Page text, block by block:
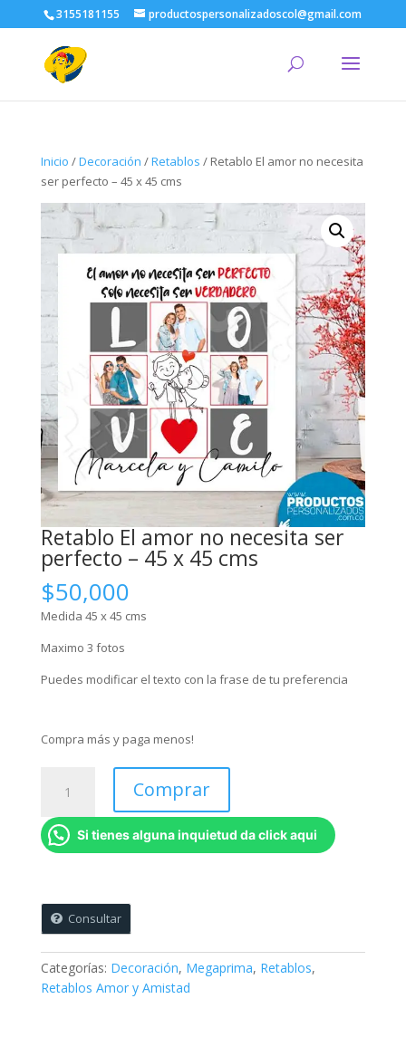
3155181155 productospersonalizadoscol@gmail.com
Inicio /Decoración /Retablos / Retablo El amor no necesita
ser perfecto – 45 x 45 cms
Retablo El amor no necesita ser
perfecto – 45 x 45 cms
$50,000
Medida 45 x 45 cms
Maximo 3 fotos
Puedes modificar el texto con la frase de tu preferencia
Compra más y paga menos!
amor
no
necesita
45
x
45
cms
Comprar
Si tienes alguna inquietud da click aqui
Consultar
Categorías: Decoración, Megaprima, Retablos,
Retablos Amor y Amistad